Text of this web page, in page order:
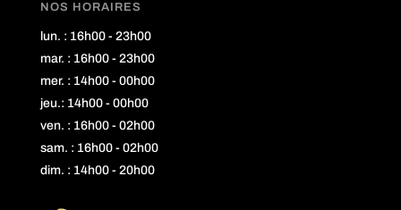
NOS HORAIRES
lun. : 16h00 - 23h00
mar. : 16h00 - 23h00
mer. : 14h00 - 00h00
jeu.: 14h00 - 00h00
ven. : 16h00 - 02h00
sam. : 16h00 - 02h00
dim. : 14h00 - 20h00